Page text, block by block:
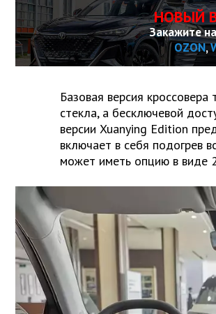
НОВЫЙ
Закажите
OZON,
Базовая версия
стекла, а бесключевой
версии Xuanying Edition
включает в себя подогрев
может иметь опцию в виде